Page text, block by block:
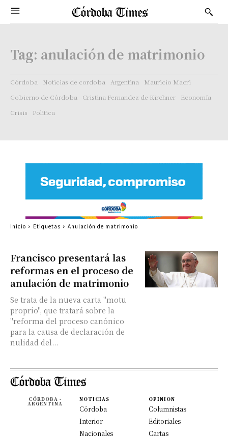
Tag: anulación de matrimonio
Córdoba Noticias de cordoba Argentina
Mauricio Macri
Gobierno de Córdoba
Cristina Fernandez de Kirchner
Economía
Crisis
Politica
Francisco presentará las
reformas en el proceso de
anulación de matrimonio
Se trata de la nueva carta "motu
proprio", que tratará sobre la
"reforma del proceso canónico
para la causa de declaración de
nulidad del...
Inicio Etiquetas Anulación de matrimonio
CÓRDOBA -
ARGENTINA
NOTICIAS
Córdoba
Interior
Nacionales
OPINION
Columnistas
Editoriales
Cartas